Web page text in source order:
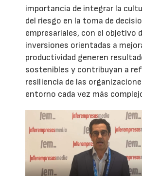
importancia de integrar la
del riesgo en la toma de
empresariales, con el objetivo
inversiones orientadas a
productividad generen
sostenibles y contribuyan a
resiliencia de las
entorno cada vez más